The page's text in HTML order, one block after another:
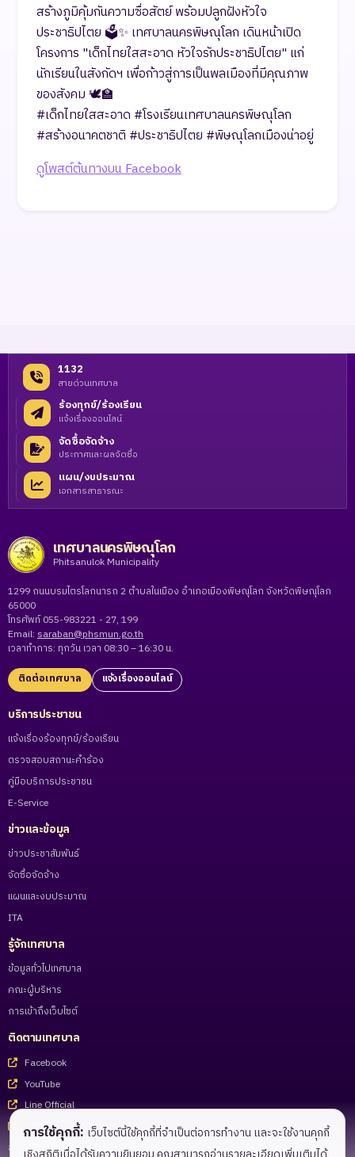
สร้างภูมิคุ้มกันความซื่อสัตย์ พร้อมปลูกฝังหัวใจ
ประชาธิปไตย 🗳️✨ เทศบาลนครพิษณุโลก เดินหน้าเปิด
โครงการ "เด็กไทยใสสะอาด หัวใจรักประชาธิปไตย" แก่
นักเรียนในสังกัดฯ เพื่อก้าวสู่การเป็นพลเมืองที่มีคุณภาพ
ของสังคม 🕊️🏫
#เด็กไทยใสสะอาด #โรงเรียนเทศบาลนครพิษณุโลก
#สร้างอนาคตชาติ #ประชาธิปไตย #พิษณุโลกเมืองน่าอยู่
ดูโพสต์ต้นทางบน Facebook
1132
สายด่วนเทศบาล
ร้องทุกข์/ร้องเรียน
แจ้งเรื่องออนไลน์
จัดซื้อจัดจ้าง
ประกาศและผลจัดซื้อ
แผน/งบประมาณ
เอกสารสาธารณะ
เทศบาลนครพิษณุโลก
Phitsanulok Municipality
1299 ถนนบรมไตรโลกนารถ 2 ตำบลในเมือง อำเภอเมืองพิษณุโลก จังหวัดพิษณุโลก
65000
โทรศัพท์ 055-983221 - 27, 199
Email: saraban@phsmun.go.th
เวลาทำการ: ทุกวัน เวลา 08:30 – 16:30 น.
ติดต่อเทศบาล แจ้งเรื่องออนไลน์
บริการประชาชน
แจ้งเรื่องร้องทุกข์/ร้องเรียน
ตรวจสอบสถานะคำร้อง
คู่มือบริการประชาชน
E-Service
ข่าวและข้อมูล
ข่าวประชาสัมพันธ์
จัดซื้อจัดจ้าง
แผนและงบประมาณ
ITA
รู้จักเทศบาล
ข้อมูลทั่วไปเทศบาล
คณะผู้บริหาร
การเข้าถึงเว็บไซต์
ติดตามเทศบาล
Facebook
YouTube
Line Official
Tiktok
สำหรับเจ้าหน้าที่
การใช้คุกกี้: เว็บไซต์นี้ใช้คุกกี้ที่จำเป็นต่อการทำงาน และจะใช้งานคุกกี้